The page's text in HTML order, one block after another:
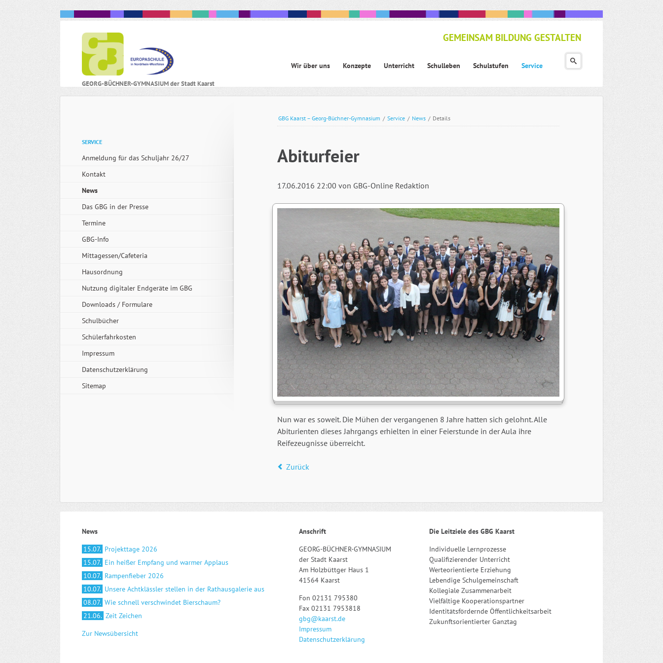
GEORG-BÜCHNER-GYMNASIUM der Stadt Kaarst
Navigation
Wir über uns Konzepte Unterricht Schulleben Schulstufen Service
Navigation
GEMEINSAM BILDUNG GESTALTEN
GBG Kaarst – Georg-Büchner-Gymnasium / Service / News / Details
Abiturfeier
17.06.2016 22:00 von GBG-Online Redaktion
Nun war es soweit. Die Mühen der vergangenen 8 Jahre hatten sich gelohnt. Alle
Abiturienten dieses Jahrgangs erhielten in einer Feierstunde in der Aula ihre
Reifezeugnisse überreicht.
Zurück
Navigation
SERVICE
Anmeldung für das Schuljahr 26/27
Kontakt
News
Das GBG in der Presse
Termine
GBG-Info
Mittagessen/Cafeteria
Hausordnung
Nutzung digitaler Endgeräte im GBG
Downloads / Formulare
Schulbücher
Schülerfahrkosten
Impressum
Datenschutzerklärung
Sitemap
News
15.07. Projekttage 2026
15.07. Ein heißer Empfang und warmer Applaus
10.07. Rampenfieber 2026
10.07. Unsere Achtklässler stellen in der Rathausgalerie aus
08.07. Wie schnell verschwindet Bierschaum?
21.06. Zeit Zeichen
Zur Newsübersicht
Anschrift
GEORG-BÜCHNER-GYMNASIUM
der Stadt Kaarst
Am Holzbüttger Haus 1
41564 Kaarst
Fon 02131 795380
Fax 02131 7953818
gbg@kaarst.de
Impressum
Datenschutzerklärung
Die Leitziele des GBG Kaarst
Individuelle Lernprozesse
Qualifizierender Unterricht
Werteorientierte Erziehung
Lebendige Schulgemeinschaft
Kollegiale Zusammenarbeit
Vielfältige Kooperationspartner
Identitätsfördernde Öffentlichkeitsarbeit
Zukunftsorientierter Ganztag